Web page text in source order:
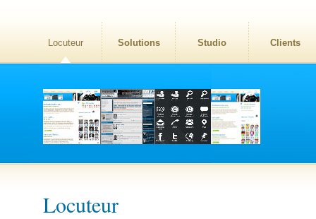
Locuteur Solutions Studio Clients
Locuteur